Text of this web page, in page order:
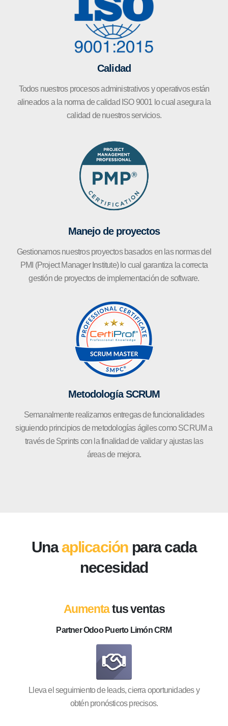
Calidad
Todos nuestros procesos administrativos y operativos están
alineados a la norma de calidad ISO 9001 lo cual asegura la
calidad de nuestros servicios.
Manejo de proyectos
Gestionamos nuestros proyectos basados en las normas del
PMI (Project Manager Institute) lo cual garantiza la correcta
gestión de proyectos de implementación de software.
Metodología SCRUM
Semanalmente realizamos entregas de funcionalidades
siguiendo principios de metodologías ágiles como SCRUM a
través de Sprints con la finalidad de validar y ajustas las
áreas de mejora.
Unaaplicación para cada
necesidad
Aumentatus ventas
Partner Odoo Puerto Limón CRM
Lleva el seguimiento de leads, cierra oportunidades y
obtén pronósticos precisos.